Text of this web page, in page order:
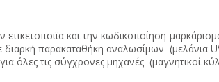
και την κωδικοποίηση-
παρακαταθήκη αναλωσίμων (μελάνια
όλες τις σύγχρονες μηχανές (μαγνητικοί